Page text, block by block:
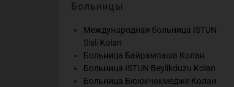
Больницы
Международная больница ISTUN
Sisli Kolan
Больница Байрампаша Колан
Больница ISTUN Beylikduzu Kolan
Больница Бююкчекмедже Колан